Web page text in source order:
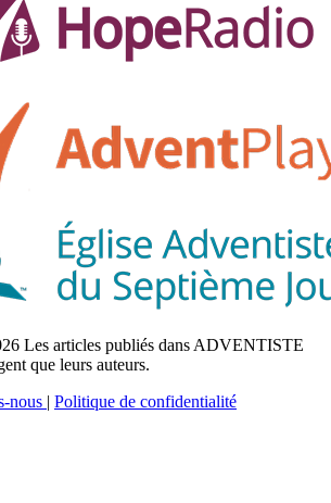
Les articles publiés dans ADVENTISTE
que leurs auteurs.
nous | Politique de confidentialité